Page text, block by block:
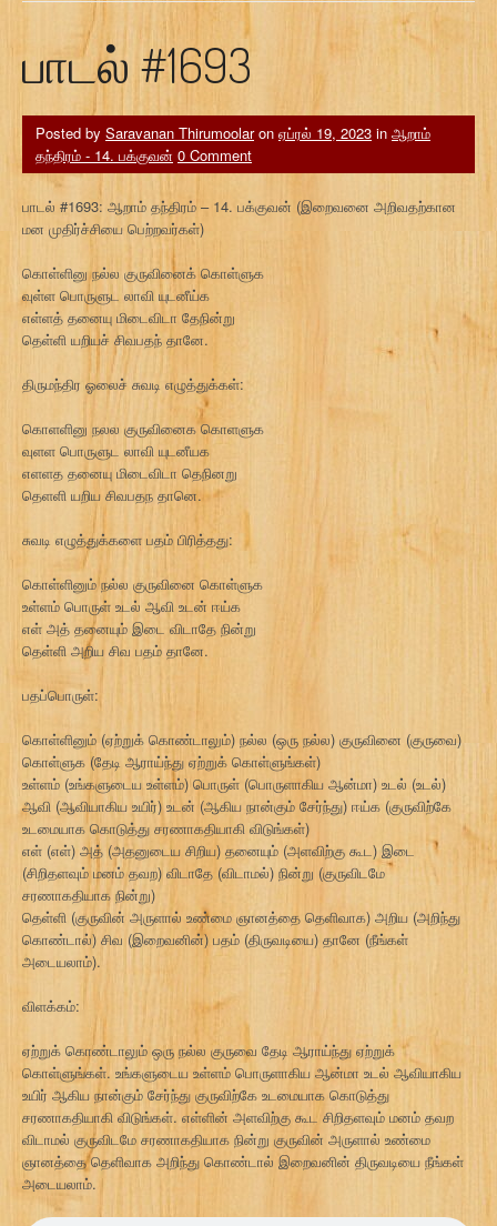
பாடல் #1693
Posted by Saravanan Thirumoolaron ஏப்ரல் 19, 2023 in ஆறாம்
தந்திரம் - 14. பக்குவன் 0 Comment
பாடல் #1693: ஆறாம் தந்திரம் – 14. பக்குவன் (இறைவனை அறிவதற்கான
மன முதிர்ச்சியை பெற்றவர்கள்)
கொள்ளினு நல்ல குருவினைக் கொள்ளுக
வுள்ள பொருளுட லாவி யுடனீய்க
எள்ளத் தனையு மிடைவிடா தேநின்று
தெள்ளி யறியச் சிவபதந் தானே.
திருமந்திர ஓலைச் சுவடி எழுத்துக்கள்:
கொளளினு நலல குருவினைக கொளளுக
வுளள பொருளுட லாவி யுடனீயக
எளளத தனையு மிடைவிடா தெநினறு
தெளளி யறிய சிவபதந தானெ.
சுவடி எழுத்துக்களை பதம் பிரித்தது:
கொள்ளினும் நல்ல குருவினை கொள்ளுக
உள்ளம் பொருள் உடல் ஆவி உடன் ஈய்க
எள் அத் தனையும் இடை விடாதே நின்று
தெள்ளி அறிய சிவ பதம் தானே.
பதப்பொருள்:
கொள்ளினும் (ஏற்றுக் கொண்டாலும்) நல்ல (ஒரு நல்ல) குருவினை (குருவை)
கொள்ளுக (தேடி ஆராய்ந்து ஏற்றுக் கொள்ளுங்கள்)
உள்ளம் (உங்களுடைய உள்ளம்) பொருள் (பொருளாகிய ஆன்மா) உடல் (உடல்)
ஆவி (ஆவியாகிய உயிர்) உடன் (ஆகிய நான்கும் சேர்ந்து) ஈய்க (குருவிற்கே
உடமையாக கொடுத்து சரணாகதியாகி விடுங்கள்)
எள் (எள்) அத் (அதனுடைய சிறிய) தனையும் (அளவிற்கு கூட) இடை
(சிறிதளவும் மனம் தவற) விடாதே (விடாமல்) நின்று (குருவிடமே
சரணாகதியாக நின்று)
தெள்ளி (குருவின் அருளால் உண்மை ஞானத்தை தெளிவாக) அறிய (அறிந்து
கொண்டால்) சிவ (இறைவனின்) பதம் (திருவடியை) தானே (நீங்கள்
அடையலாம்).
விளக்கம்:
ஏற்றுக் கொண்டாலும் ஒரு நல்ல குருவை தேடி ஆராய்ந்து ஏற்றுக்
கொள்ளுங்கள். உங்களுடைய உள்ளம் பொருளாகிய ஆன்மா உடல் ஆவியாகிய
உயிர் ஆகிய நான்கும் சேர்ந்து குருவிற்கே உடமையாக கொடுத்து
சரணாகதியாகி விடுங்கள். எள்ளின் அளவிற்கு கூட சிறிதளவும் மனம் தவற
விடாமல் குருவிடமே சரணாகதியாக நின்று குருவின் அருளால் உண்மை
ஞானத்தை தெளிவாக அறிந்து கொண்டால் இறைவனின் திருவடியை நீங்கள்
அடையலாம்.